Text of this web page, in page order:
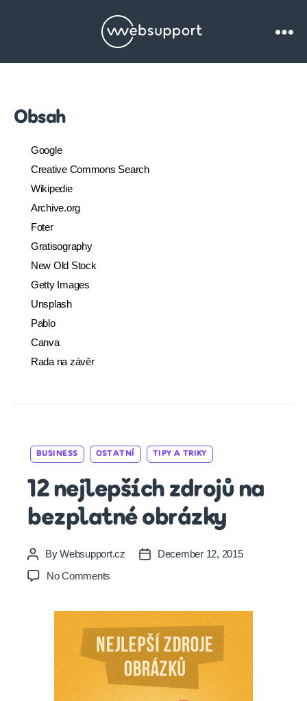
Websupport.cz
Obsah
Google
Creative Commons Search
Wikipedie
Archive.org
Foter
Gratisography
New Old Stock
Getty Images
Unsplash
Pablo
Canva
Rada na závěr
Categories
BUSINESS OSTATNÍ TIPY A TRIKY
12 nejlepších zdrojů na
bezplatné obrázky
Post
author
ByWebsupport.cz
PostDecember 12, 2015
No Comments
na
bezplatné
obrázky